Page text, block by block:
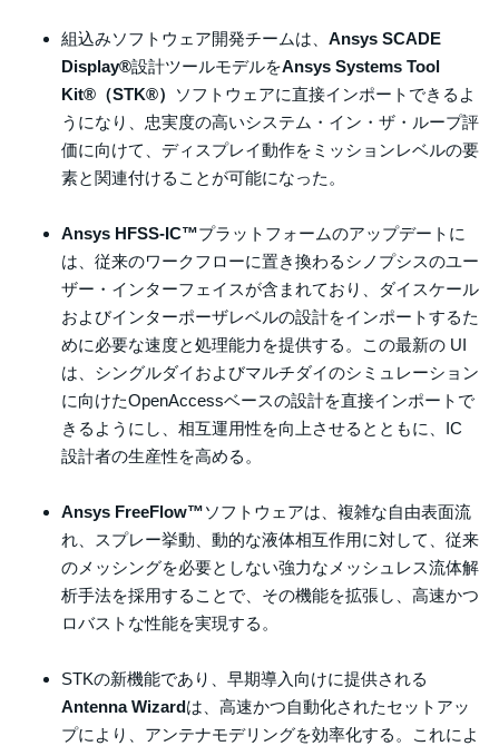
組込みソフトウェア開発チームは、 Ansys SCADE
Display®設計ツールモデルをAnsys Systems Tool
Kit®（STK®）
ソフトウェアに直接インポートできるよ
うになり、忠実度の高いシステム・イン・ザ・ループ評
価に向けて、ディスプレイ動作をミッションレベルの要
素と関連付けることが可能になった。
Ansys HFSS-IC™プラットフォームのアップデートに
は、従来のワークフローに置き換わるシノプシスのユー
ザー・インターフェイスが含まれており、ダイスケール
およびインターポーザレベルの設計をインポートするた
めに必要な速度と処理能力を提供する。この最新の UI
は、シングルダイおよびマルチダイのシミュレーション
に向けたOpenAccessベースの設計を直接インポートで
きるようにし、相互運用性を向上させるとともに、IC
設計者の生産性を高める。
Ansys FreeFlow™ソフトウェアは、複雑な自由表面流
れ、スプレー挙動、動的な液体相互作用に対して、従来
のメッシングを必要としない強力なメッシュレス流体解
析手法を採用することで、その機能を拡張し、高速かつ
ロバストな性能を実現する。
STKの新機能であり、早期導入向けに提供される
Antenna Wizardは、高速かつ自動化されたセットアッ
プにより、アンテナモデリングを効率化する。これによ